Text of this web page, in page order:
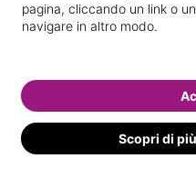
5/7, VIA
Il nostro staff
pagina, cliccando un link o
navigare in altro modo.
Scopri di